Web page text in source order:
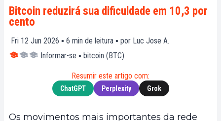
Bitcoin reduzirá sua dificuldade em 10,3 por
cento
Fri 12 Jun 2026 ▪ 6 min de leitura ▪ por Luc Jose A.
Informar-se ▪ bitcoin (BTC)
Resumir este artigo com:
ChatGPT Perplexity Grok
Os movimentos mais importantes da rede